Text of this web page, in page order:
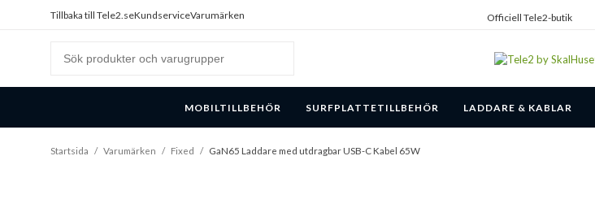
Tillbaka till Tele2.seKundserviceVarumärken Officiell Tele2-butik
MOBILTILLBEHÖR SURFPLATTETILLBEHÖR LADDARE & KABLAR
Startsida / Varumärken / Fixed / GaN65 Laddare med utdragbar USB-C Kabel 65W